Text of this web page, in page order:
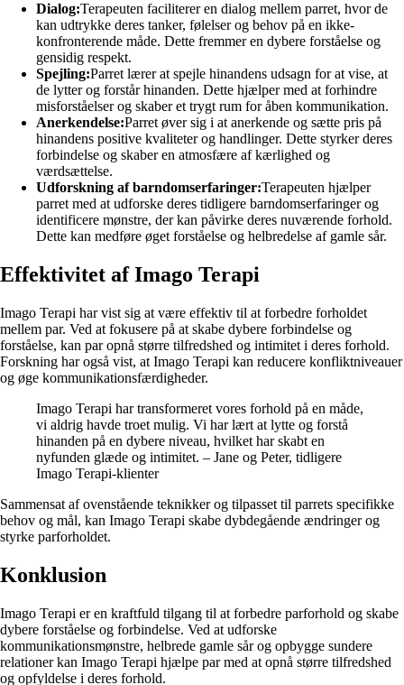
Dialog:Terapeuten faciliterer en dialog mellem parret, hvor de
kan udtrykke deres tanker, følelser og behov på en ikke-
konfronterende måde. Dette fremmer en dybere forståelse og
gensidig respekt.
Spejling:Parret lærer at spejle hinandens udsagn for at vise, at
de lytter og forstår hinanden. Dette hjælper med at forhindre
misforståelser og skaber et trygt rum for åben kommunikation.
Anerkendelse:Parret øver sig i at anerkende og sætte pris på
hinandens positive kvaliteter og handlinger. Dette styrker deres
forbindelse og skaber en atmosfære af kærlighed og
værdsættelse.
Udforskning af barndomserfaringer:Terapeuten hjælper
parret med at udforske deres tidligere barndomserfaringer og
identificere mønstre, der kan påvirke deres nuværende forhold.
Dette kan medføre øget forståelse og helbredelse af gamle sår.
Effektivitet af Imago Terapi
Imago Terapi har vist sig at være effektiv til at forbedre forholdet
mellem par. Ved at fokusere på at skabe dybere forbindelse og
forståelse, kan par opnå større tilfredshed og intimitet i deres forhold.
Forskning har også vist, at Imago Terapi kan reducere konfliktniveauer
og øge kommunikationsfærdigheder.
Imago Terapi har transformeret vores forhold på en måde,
vi aldrig havde troet mulig. Vi har lært at lytte og forstå
hinanden på en dybere niveau, hvilket har skabt en
nyfunden glæde og intimitet. – Jane og Peter, tidligere
Imago Terapi-klienter
Sammensat af ovenstående teknikker og tilpasset til parrets specifikke
behov og mål, kan Imago Terapi skabe dybdegående ændringer og
styrke parforholdet.
Konklusion
Imago Terapi er en kraftfuld tilgang til at forbedre parforhold og skabe
dybere forståelse og forbindelse. Ved at udforske
kommunikationsmønstre, helbrede gamle sår og opbygge sundere
relationer kan Imago Terapi hjælpe par med at opnå større tilfredshed
og opfyldelse i deres forhold.